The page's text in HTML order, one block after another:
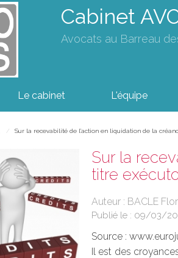
Cabinet
Avocats au Barreau
Le cabinet L'équipe
Sur la recevabilité de l'action en liquidation de la
Sur la
titre
Auteur : BACLE
Publié le : 09/03/
Source :
Il est des